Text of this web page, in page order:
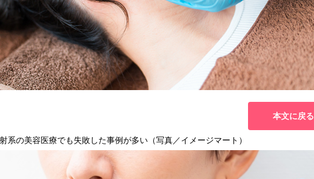
本文に戻る
系の美容医療でも失敗した事例が多い（写真／イメージマート）